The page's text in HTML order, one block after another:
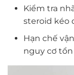
Kiểm tra
steroid kéo
Hạn chế
nguy cơ